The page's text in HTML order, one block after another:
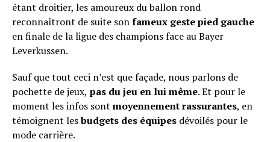
étant droitier, les amoureux du ballon rond
reconnaîtront de suite sonfameux geste pied gauche
en finale de la ligue des champions face au Bayer
Leverkussen.
Sauf que tout ceci n’est que façade, nous parlons de
pochette de jeux, pas du jeu en luimême. Et pour le
moment les infos sont moyennement rassurantes, en
témoignent lesbudgets des équipes dévoilés pour le
mode carrière.